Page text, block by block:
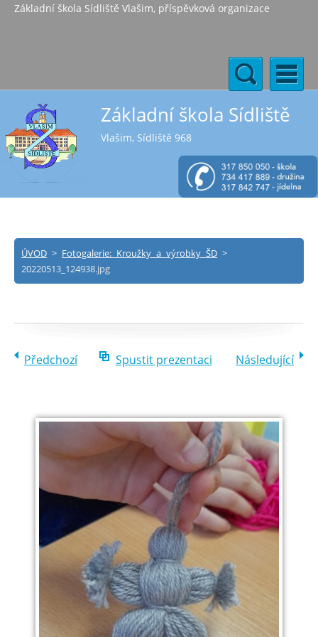
Základní škola Sídliště Vlašim, příspěvková organizace
Základní škola Sídliště
Vlašim, Sídliště 968
ÚVOD > Fotogalerie: Kroužky a výrobky ŠD >
20220513_124938.jpg
Předchozí Spustit prezentaci Následující